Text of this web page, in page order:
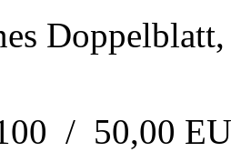
/ 50,00